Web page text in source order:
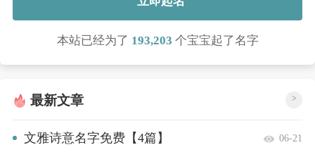
本站已经为了 193,203 个宝宝起了名字
最新文章 >
文雅诗意名字免费【4篇】 06-21